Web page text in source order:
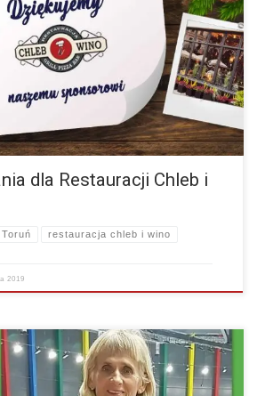
podziękować naszemu sponsorowi
który aktywnie włącza się w rozwój Festwialu
i w tym roku przygotuje niesamowitą,…
dla Restauracji Chleb i
Toruń restauracja chleb i wino
2019